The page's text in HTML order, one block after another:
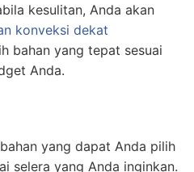
kesulitan, Anda akan
konveksi dekat
bahan yang tepat sesuai
Anda.
yang dapat Anda pilih
selera yang Anda inginkan.